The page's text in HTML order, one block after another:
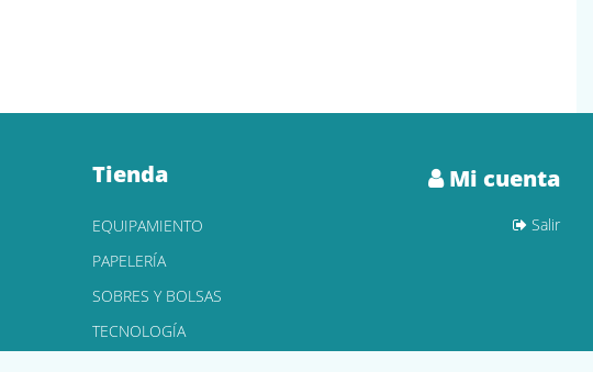
Tienda
EQUIPAMIENTO
PAPELERÍA
SOBRES Y BOLSAS
TECNOLOGÍA
Mi cuenta
Salir